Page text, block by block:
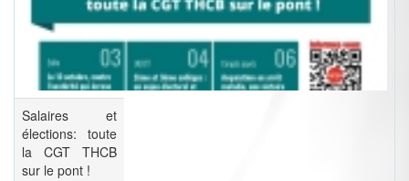
Salaires et
élections: toute
la CGT THCB
sur le pont !